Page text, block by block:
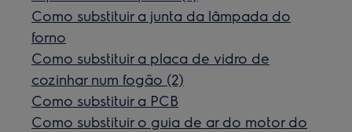
Como substituir a junta da lâmpada do
forno
Como substituir a placa de vidro de
cozinhar num fogão (2)
Como substituir a PCB
Como substituir o guia de ar do motor do